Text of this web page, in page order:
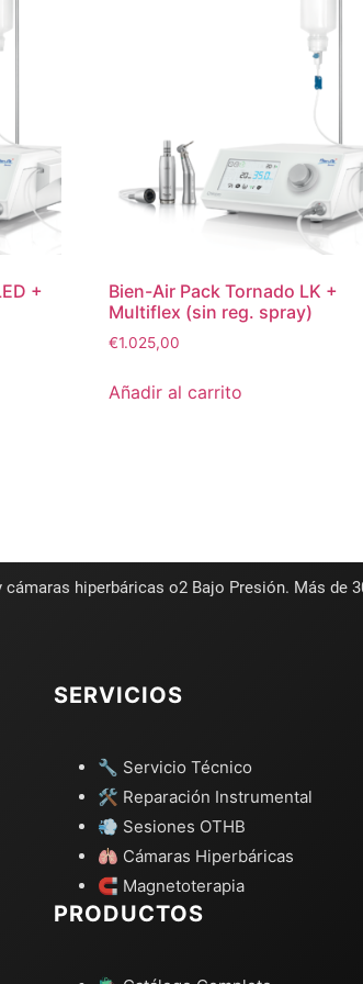
+
Bien-Air Pack Tornado LK +
Multiflex (sin reg. spray)
€1.025,00
Añadir al carrito
hiperbáricas o2 Bajo Presión. Más de
SERVICIOS
🔧 Servicio Técnico
🛠️ Reparación Instrumental
💨 Sesiones OTHB
🫁 Cámaras Hiperbáricas
🧲 Magnetoterapia
PRODUCTOS